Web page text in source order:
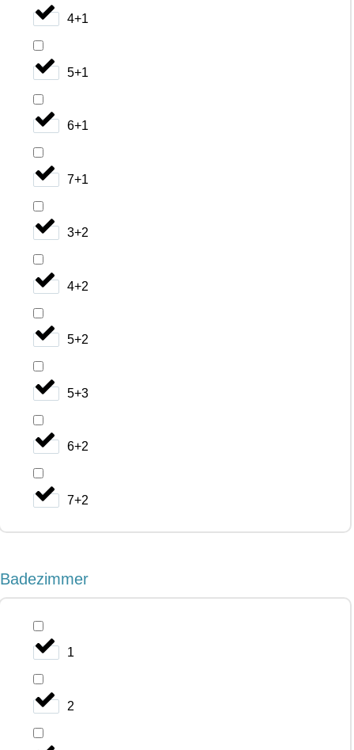
4+1
5+1
6+1
7+1
3+2
4+2
5+2
5+3
6+2
7+2
Badezimmer
1
2